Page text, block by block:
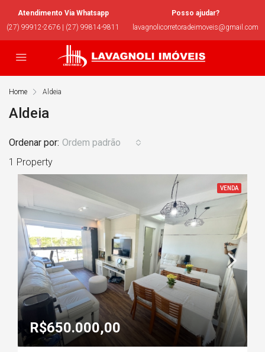
Atendimento Via Whatsapp
(27) 99912-2676 | (27) 99814-9811
Posso ajudar?
lavagnolicorretoradeimoveis@gmail.com
Home Aldeia
Aldeia
1 Property
Ordenar por: Ordem padrão
VENDA
R$650.000,00